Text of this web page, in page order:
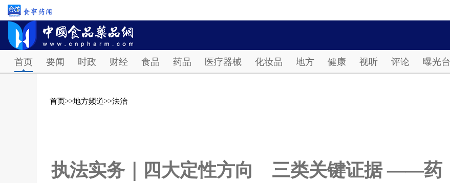
首页 要闻 时政 财经 食品 药品 医疗器械 化妆品 地方 健康 视听 评论 曝光台
首页>>地方频道>>法治
执法实务｜四大定性方向 三类关键证据 ——药